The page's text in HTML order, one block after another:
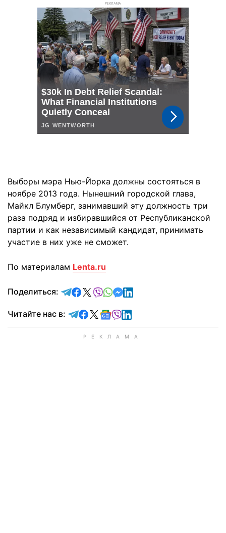
РЕКЛАМА
Выборы мэра Нью-Йорка должны состояться в
ноябре 2013 года. Нынешний городской глава,
Майкл Блумберг, занимавший эту должность три
раза подряд и избиравшийся от Республиканской
партии и как независимый кандидат, принимать
участие в них уже не сможет.
По материалам Lenta.ru
Поделиться: отправить в Telegram
поделиться в Facebook
поделиться в X
отправить в Viber
отправить в Whatsapp
отправить в Messenger
отправить в LinkedIn
Читайте нас в: Читайте в Telegram
Читайте в Facebook
Читайте в X
Читайте в Google news
Читайте в Viber
Читайте в LinkedIn